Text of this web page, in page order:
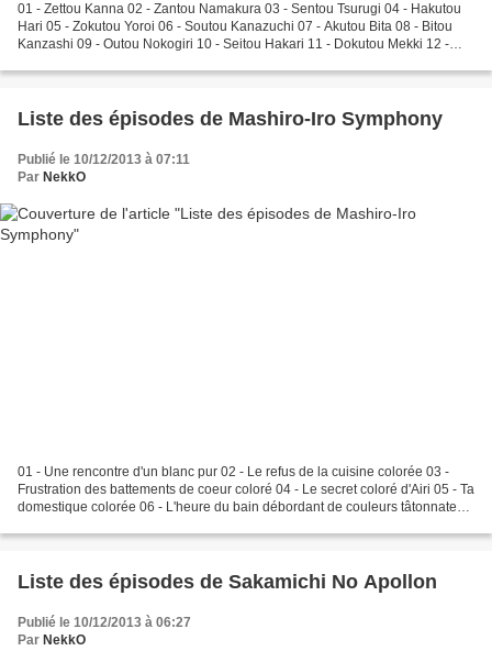
01 - Zettou Kanna 02 - Zantou Namakura 03 - Sentou Tsurugi 04 - Hakutou
Hari 05 - Zokutou Yoroi 06 - Soutou Kanazuchi 07 - Akutou Bita 08 - Bitou
Kanzashi 09 - Outou Nokogiri 10 - Seitou Hakari 11 - Dokutou Mekki 12 -
Liste des épisodes de Mashiro-Iro Symphony
Publié le 10/12/2013 à 07:11
Par NekkO
01 - Une rencontre d'un blanc pur 02 - Le refus de la cuisine colorée 03 -
Frustration des battements de coeur coloré 04 - Le secret coloré d'Airi 05 - Ta
domestique colorée 06 - L'heure du bain débordant de couleurs tâtonnates
Liste des épisodes de Sakamichi No Apollon
Publié le 10/12/2013 à 06:27
Par NekkO